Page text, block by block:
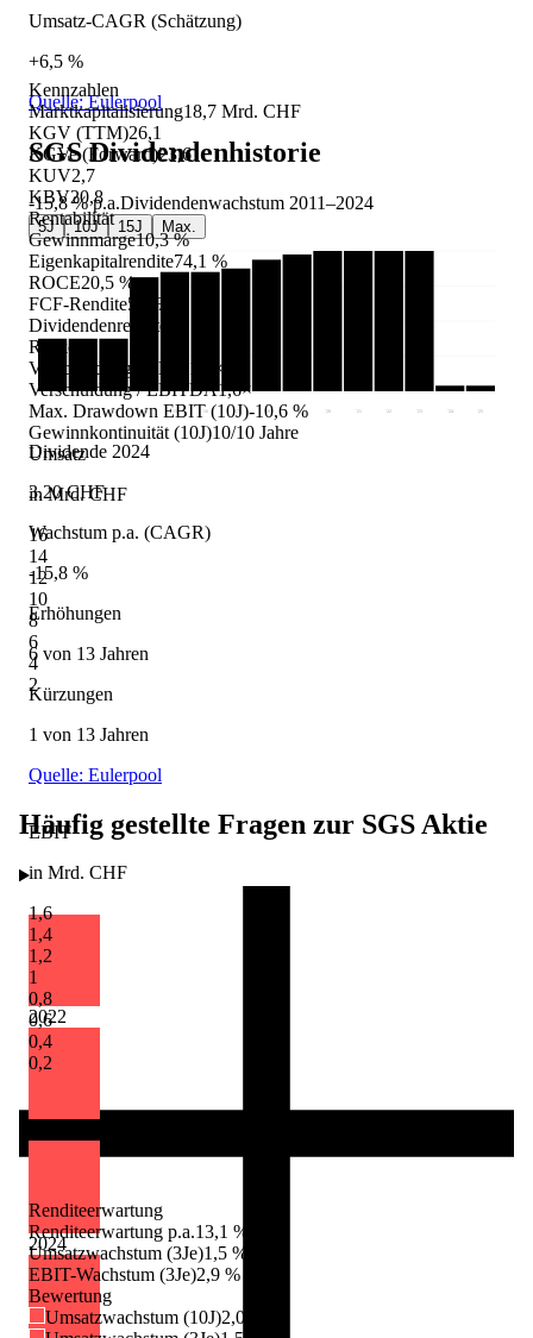
Kennzahlen
Marktkapitalisierung18,7 Mrd. CHF
KGV (TTM)26,1
KGVe (Forward)23,6
KUV2,7
KBV20,8
Rentabilität
Gewinnmarge10,3 %
Eigenkapitalrendite74,1 %
ROCE20,5 %
FCF-Rendite5,2 %
Dividendenrendite
Risiko
Verschuldung / EBIT 1,0×
Verschuldung / EBITDA1,6×
Max. Drawdown EBIT (10J)-10,6 %
Gewinnkontinuität (10J)10/10 Jahre
Umsatz
in Mrd. CHF
16
14
12
10
8
6
4
2
2022
2024
EBIT
in Mrd. CHF
1,6
1,4
1,2
1
0,8
0,6
0,4
0,2
Renditeerwartung
Renditeerwartung p.a.13,1 %
Umsatzwachstum (3Je)1,5 %
EBIT-Wachstum (3Je)2,9 %
Bewertung
Umsatzwachstum (10J)2,0 %
Umsatz-CAGR (Schätzung)
+6,5 %
Quelle: Eulerpool
SGSDividendenhistorie
-15,8 % p.a.Dividendenwachstum 2011–2024
5J 10J 15J Max.
'11 '12 '13 '14 '15 '16 '17 '18 '19 '20 '21 '22 '23 '24 '25
Dividende 2024
3.20 CHF
Wachstum p.a. (CAGR)
-15,8 %
Erhöhungen
6 von 13 Jahren
Kürzungen
1 von 13 Jahren
Quelle: Eulerpool
Häufig gestellte Fragen zur SGSAktie